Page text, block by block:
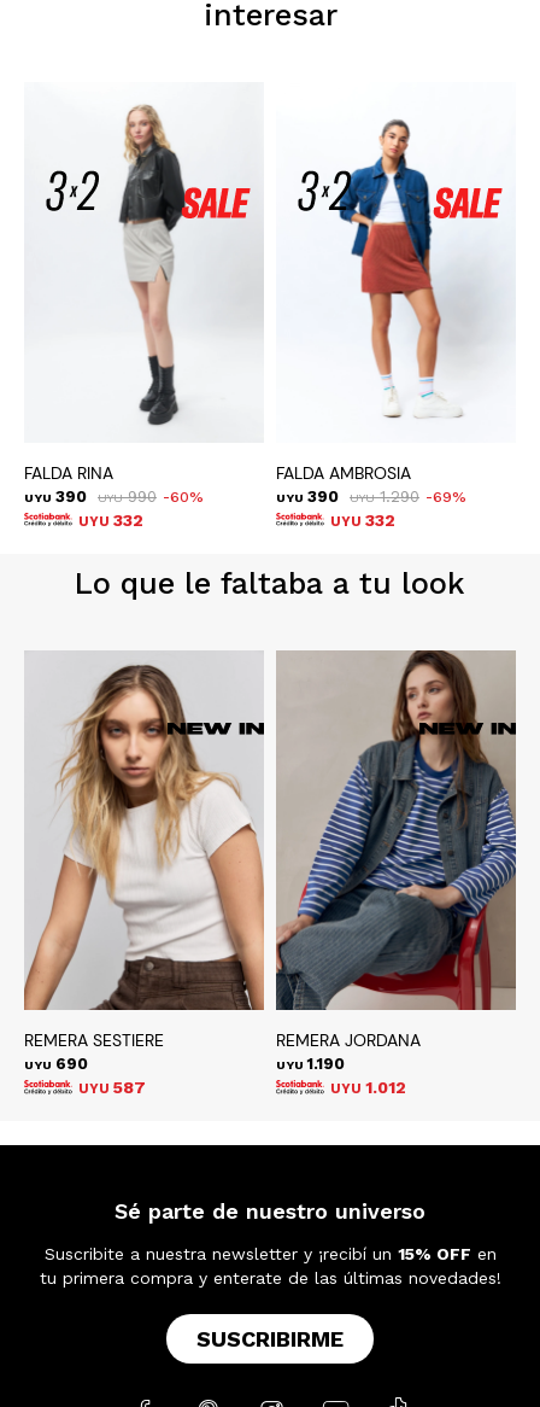
interesar
FALDA RINA
UYU 390 UYU 990 60
UYU 332
FALDA AMBROSIA
UYU 390 UYU 1.290 69
UYU 332
Lo que le faltaba a tu look
REMERA SESTIERE
UYU 690
UYU 587
REMERA JORDANA
UYU 1.190
UYU 1.012
Sé parte de nuestro universo
Suscribite a nuestra newsletter y ¡recibí un 15% OFF en
tu primera compra y enterate de las últimas novedades!
SUSCRIBIRME